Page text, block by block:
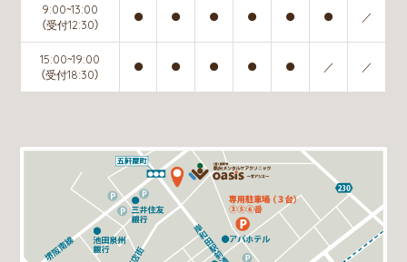
9:00~13:00
（受付12:30）
● ● ● ● ● ● ／
15:00~19:00
（受付18:30）
● ● ● ● ● ／ ／